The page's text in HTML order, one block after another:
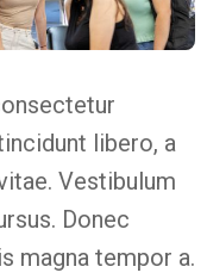
libero, a
Vestibulum
Donec
magna tempor a.